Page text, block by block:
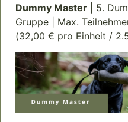
Dummy Master | 5.
Gruppe | Max.
(32,00 € pro Einheit /